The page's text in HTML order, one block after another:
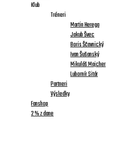
Klub
Tréneri
Martin Herega
Jakub Švec
Boris Ščavnický
Ivan Šušanský
Mikuláš Majcher
Lubomír Sitár
Partneri
Výsledky
Fanshop
2 % z dane